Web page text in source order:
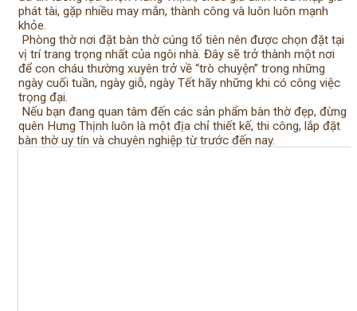
phát tài, gặp nhiều may mắn, thành công và luôn luôn mạnh
khỏe.
Phòng thờ nơi đặt bàn thờ cúng tổ tiên nên được chọn đặt tại
vị trí trang trọng nhất của ngôi nhà. Đây sẽ trở thành một nơi
để con cháu thường xuyên trở về “trò chuyện” trong những
ngày cuối tuần, ngày giỗ, ngày Tết hãy những khi có công việc
trọng đại.
Nếu bạn đang quan tâm đến các sản phẩm bàn thờ đẹp, đừng
quên Hưng Thịnh luôn là một địa chỉ thiết kế, thi công, lắp đặt
bàn thờ uy tín và chuyên nghiệp từ trước đến nay.